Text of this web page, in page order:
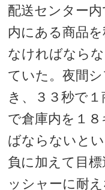
配送センター
内にある商品
なければなら
ていた。夜間
き、３３秒で
で倉庫内を１
ばならないと
負に加えて目
ッシャーに耐